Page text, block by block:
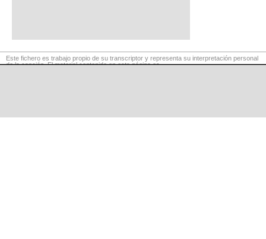
Este fichero es trabajo propio de su transcriptor y representa su interpretación personal
de la canción. El material contenido en esta página es